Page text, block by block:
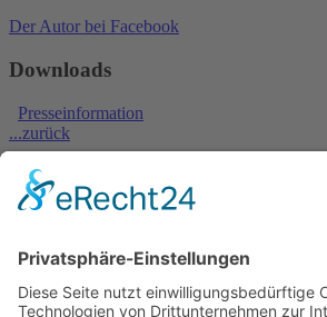
Der Autor bei Facebook
Downloads
Presseinformation
...zurück
Peter Glanninger